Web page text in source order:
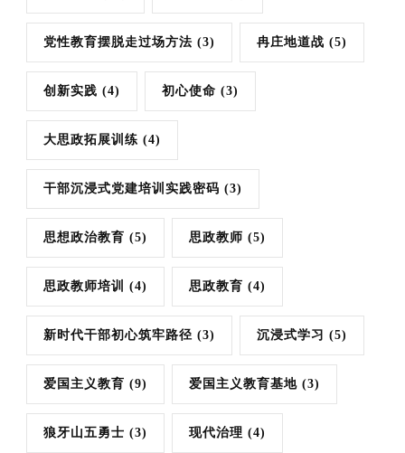
党性教育摆脱走过场方法 (3) 冉庄地道战 (5)
创新实践 (4) 初心使命 (3)
大思政拓展训练 (4)
干部沉浸式党建培训实践密码 (3)
思想政治教育 (5) 思政教师 (5)
思政教师培训 (4) 思政教育 (4)
新时代干部初心筑牢路径 (3) 沉浸式学习 (5)
爱国主义教育 (9) 爱国主义教育基地 (3)
狼牙山五勇士 (3) 现代治理 (4)